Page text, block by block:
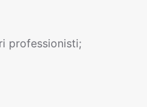
professionisti;